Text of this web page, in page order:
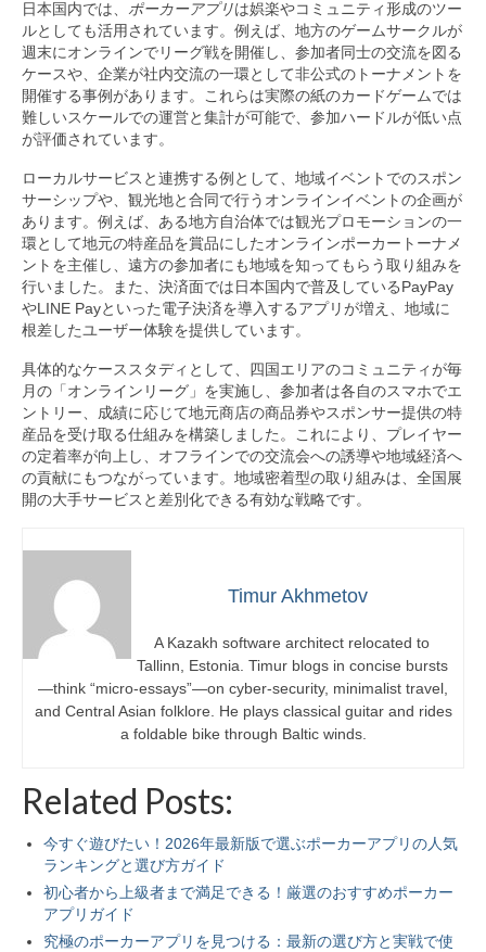
日本国内では、 ポーカーアプリは娯楽やコミュニティ形成のツー
ルとしても活用されています。例えば、地方のゲームサークルが
週末にオンラインでリーグ戦を開催し、参加者同士の交流を図る
ケースや、企業が社内交流の一環として非公式のトーナメントを
開催する事例があります。これらは実際の紙のカードゲームでは
難しいスケールでの運営と集計が可能で、参加ハードルが低い点
が評価されています。
ローカルサービスと連携する例として、地域イベントでのスポン
サーシップや、観光地と合同で行うオンラインイベントの企画が
あります。例えば、ある地方自治体では観光プロモーションの一
環として地元の特産品を賞品にしたオンラインポーカートーナメ
ントを主催し、遠方の参加者にも地域を知ってもらう取り組みを
行いました。また、決済面では日本国内で普及しているPayPay
やLINE Payといった電子決済を導入するアプリが増え、地域に
根差したユーザー体験を提供しています。
具体的なケーススタディとして、四国エリアのコミュニティが毎
月の「オンラインリーグ」を実施し、参加者は各自のスマホでエ
ントリー、成績に応じて地元商店の商品券やスポンサー提供の特
産品を受け取る仕組みを構築しました。これにより、プレイヤー
の定着率が向上し、オフラインでの交流会への誘導や地域経済へ
の貢献にもつながっています。地域密着型の取り組みは、全国展
開の大手サービスと差別化できる有効な戦略です。
Timur Akhmetov
A Kazakh software architect relocated to
Tallinn, Estonia. Timur blogs in concise bursts
—think “micro-essays”—on cyber-security, minimalist travel,
and Central Asian folklore. He plays classical guitar and rides
a foldable bike through Baltic winds.
Related Posts:
今すぐ遊びたい！2026年最新版で選ぶポーカーアプリの人気
ランキングと選び方ガイド
初心者から上級者まで満足できる！厳選のおすすめポーカー
アプリガイド
究極のポーカーアプリを見つける：最新の選び方と実戦で使